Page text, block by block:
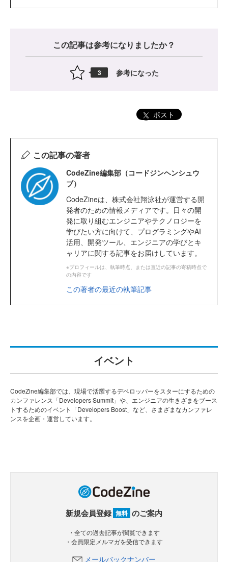
この記事は参考になりましたか？
3 参考になった
ポスト
この記事の著者
CodeZine編集部（コードジンヘンシュウ
ブ）
CodeZineは、株式会社翔泳社が運営する開
発者のための情報メディアです。日々の開
発に取り組むエンジニアやテクノロジーを
学びたい方に向けて、プログラミングやAI
活用、開発ツール、エンジニアの学びとキ
ャリアに関する記事をお届けしています。
※プロフィールは、執筆時点、または直近の記事の寄稿時点で
の内容です
この著者の最近の執筆記事
イベント
CodeZine編集部では、現場で活躍するデベロッパーをスターにするための
カンファレンス「Developers Summit」や、エンジニアの生きざまをブース
トするためのイベント「Developers Boost」など、さまざまなカンファレ
ンスを企画・運営しています。
新規会員登録 無料 のご案内
・全ての過去記事が閲覧できます
・会員限定メルマガを受信できます
メールバックナンバー